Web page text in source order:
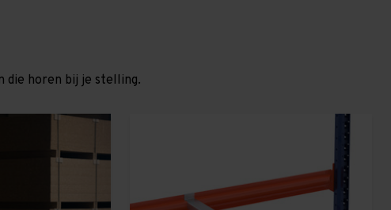
die horen bij je stelling.